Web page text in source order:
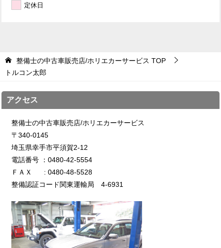
定休日
整備士の中古車販売店/ホリエカーサービス TOP
トルコン太郎
アクセス
整備士の中古車販売店/ホリエカーサービス
〒340-0145
埼玉県幸手市平須賀2-12
電話番号 ：0480-42-5554
ＦＡＸ : 0480-48-5528
整備認証コード関東運輸局 4-6931